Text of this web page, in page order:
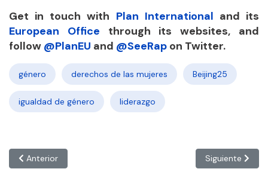
Get in touch with Plan International and its
European Office through its websites, and
follow @PlanEU and @SeeRap on Twitter.
género derechos de las mujeres Beijing25
igualdad de género liderazgo
Artículo anterior: MALASIA: ‘Los migrantes están entre los
Anterior Artículo
Siguiente